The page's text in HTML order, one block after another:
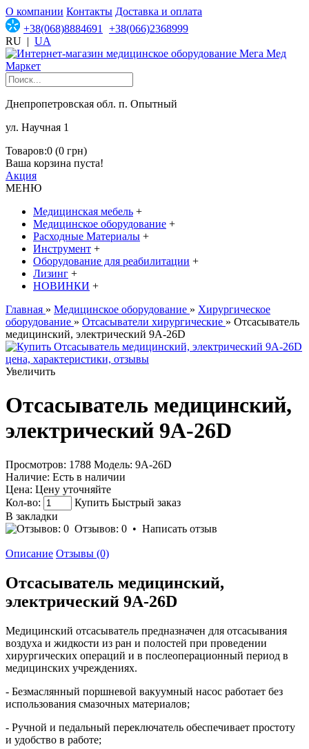
О компании Контакты Доставка и оплата
+38(068)8884691
+38(066)2368999
RU | UA
Днепропетровская обл. п. Опытный
ул. Научная 1
Товаров:0 (0 грн)
Ваша корзина пуста!
Акция
МЕНЮ
Медицинская мебель +
Медицинское оборудование +
Расходные Материалы +
Инструмент +
Оборудование для реабилитации +
Лизинг +
НОВИНКИ +
Главная » Медицинское оборудование » Хирургическое
оборудование » Отсасыватели хирургические » Отсасыватель
медицинский, электрический 9А-26D
Увеличить
Отсасыватель медицинский,
электрический 9А-26D
Просмотров: 1788 Модель: 9А-26D
Наличие: Есть в наличии
Цена: Цену уточняйте
Кол-во:
Купить Быстрый заказ
В закладки
Отзывов: 0 • Написать отзыв
Описание Отзывы (0)
Отсасыватель медицинский,
электрический 9А-26D
Медицинский отсасыватель предназначен для отсасывания
воздуха и жидкости из ран и полостей при проведении
хирургических операций и в послеоперационный период в
медицинских учреждениях.
- Безмаслянный поршневой вакуумный насос работает без
использования смазочных материалов;
- Ручной и педальный переключатель обеспечивает простоту
и удобство в работе;